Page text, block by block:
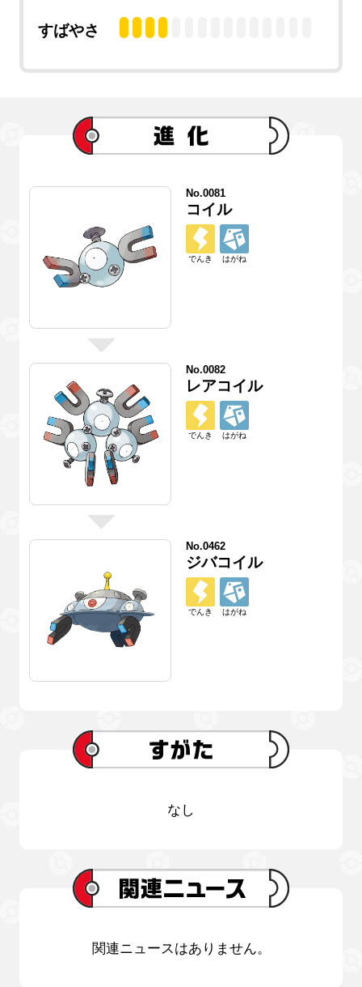
すばやさ
No.0081
コイル
でんき はがね
No.0082
レアコイル
でんき はがね
No.0462
ジバコイル
でんき はがね
なし
関連ニュースはありません。